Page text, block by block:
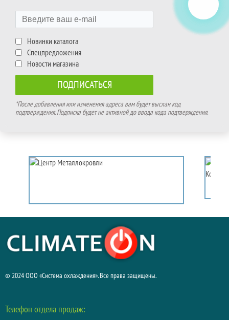
Новинки каталога
Спецпредложения
Новости магазина
*После добавления или изменения адреса вам будет выслан код
подтверждения. Подписка будет не активной до ввода кода подтверждения.
© 2024 ООО «Система охлаждения». Все права защищены.
Телефон отдела продаж: